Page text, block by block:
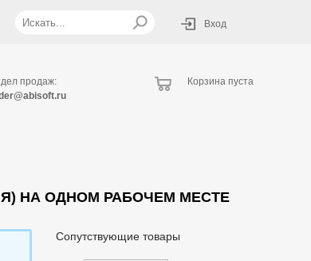
Вход
продаж:
Корзина пуста
НА ОДНОМ РАБОЧЕМ МЕСТЕ
Сопутствующие товары